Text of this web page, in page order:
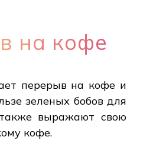
на кофе
перерыв на кофе и
зеленых бобов для
выражают свою
кофе.